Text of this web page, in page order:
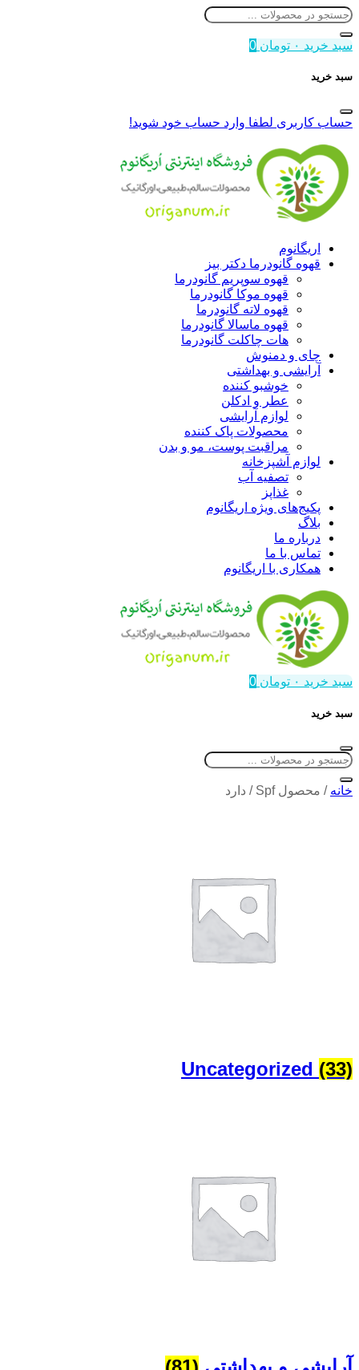
سبد خرید ۰ تومان 0
سبد خرید
حساب کاربری لطفا وارد حساب خود شوید!
اریگانوم
قهوه گانودرما دکتر بیز
قهوه سوپریم گانودرما
قهوه موکا گانودرما
قهوه لاته گانودرما
قهوه ماسالا گانودرما
هات چاکلت گانودرما
چای و دمنوش
آرایشی و بهداشتی
خوشبو کننده
عطر و ادکلن
لوازم آرایشی
محصولات پاک کننده
مراقبت پوست، مو و بدن
لوازم آشپزخانه
تصفیه آب
غذاپز
پکیج‌های ویژه اریگانوم
بلاگ
درباره ما
تماس با ما
همکاری با اریگانوم
سبد خرید ۰ تومان 0
سبد خرید
خانه / محصول Spf / دارد
Uncategorized (33)